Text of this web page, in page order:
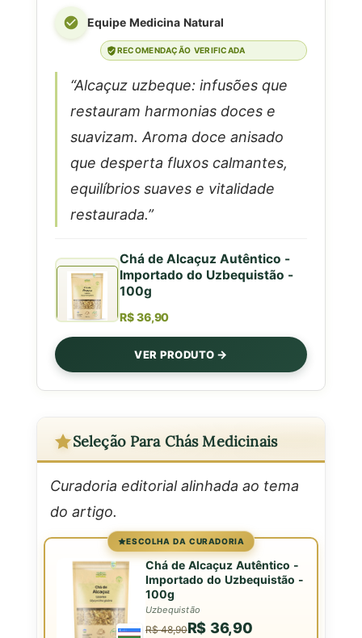
Equipe Medicina Natural
RECOMENDAÇÃO VERIFICADA
“Alcaçuz uzbeque: infusões que
restauram harmonias doces e
suavizam. Aroma doce anisado
que desperta fluxos calmantes,
equilíbrios suaves e vitalidade
restaurada.”
Chá de Alcaçuz Autêntico -
Importado do Uzbequistão -
100g
R$ 36,90
VER PRODUTO
Seleção Para Chás Medicinais
Curadoria editorial alinhada ao tema
do artigo.
ESCOLHA DA CURADORIA
Chá de Alcaçuz Autêntico -
Importado do Uzbequistão -
100g
Uzbequistão
R$ 48,90R$ 36,90